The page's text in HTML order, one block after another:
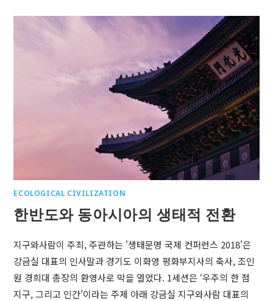
ECOLOGICAL CIVILIZATION
한반도와 동아시아의 생태적 전환
지구와사람이 주최, 주관하는 '생태문명 국제 컨퍼런스 2018'은
강금실 대표의 인사말과 경기도 이화영 평화부지사의 축사, 조인
원 경희대 총장의 환영사로 막을 열었다. 1세션은 ‘우주의 한 점
지구, 그리고 인간’이라는 주제 아래 강금실 지구와사람 대표의